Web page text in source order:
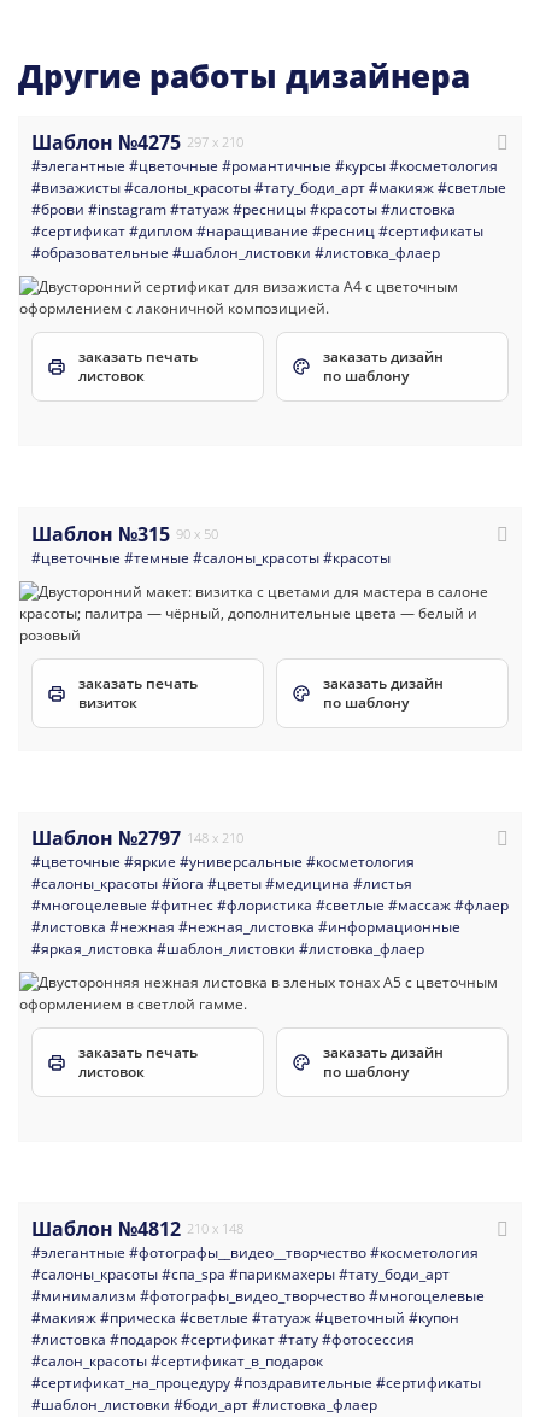
Другие работы дизайнера
Шаблон №4275 297 x 210
#элегантные #цветочные #романтичные #курсы#косметология
#визажисты#салоны_красоты#тату_боди_арт#макияж#светлые
#брови #instagram#татуаж#ресницы#красоты#листовка
#сертификат#диплом #наращивание #ресниц#сертификаты
#образовательные #шаблон_листовки #листовка_флаер
заказать печать
листовок
заказать дизайн
по шаблону
Шаблон №315 90 x 50
#цветочные #темные #салоны_красоты#красоты
заказать печать
визиток
заказать дизайн
по шаблону
Шаблон №2797 148 x 210
#цветочные #яркие #универсальные #косметология
#салоны_красоты#йога #цветы#медицина #листья
#многоцелевые #фитнес#флористика #светлые #массаж#флаер
#листовка #нежная #нежная_листовка #информационные
#яркая_листовка #шаблон_листовки #листовка_флаер
заказать печать
листовок
заказать дизайн
по шаблону
Шаблон №4812 210 x 148
#элегантные #фотографы__видео__творчество#косметология
#салоны_красоты#спа_spa #парикмахеры#тату_боди_арт
#минимализм #фотографы_видео_творчество#многоцелевые
#макияж#прическа #светлые #татуаж#цветочный #купон
#листовка #подарок#сертификат#тату#фотосессия
#салон_красоты#сертификат_в_подарок
#сертификат_на_процедуру#поздравительные #сертификаты
#шаблон_листовки #боди_арт#листовка_флаер